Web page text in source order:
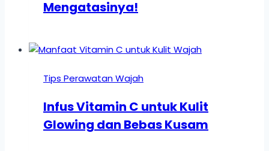
Mengatasinya!
Tips Perawatan Wajah
Infus Vitamin C untuk Kulit
Glowing dan Bebas Kusam